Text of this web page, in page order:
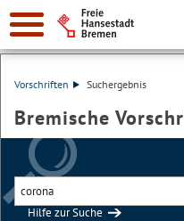
Vorschriften Suchergebnis
Bremische
Hilfe zur Suche